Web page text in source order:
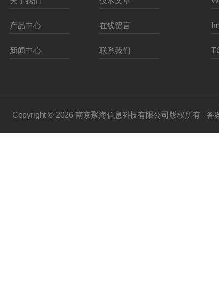
产品中心 在线留言
新闻中心 联系我们
Copyright © 2026 南京聚海信息科技有限公司版权所有 备